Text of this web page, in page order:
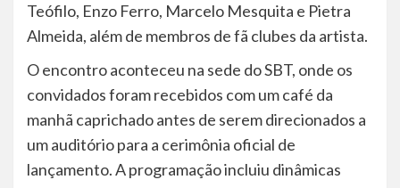
Teófilo, Enzo Ferro, Marcelo Mesquita e Pietra
Almeida, além de membros de fã clubes da artista.
O encontro aconteceu na sede do SBT, onde os
convidados foram recebidos com um café da
manhã caprichado antes de serem direcionados a
um auditório para a cerimônia oficial de
lançamento. A programação incluiu dinâmicas